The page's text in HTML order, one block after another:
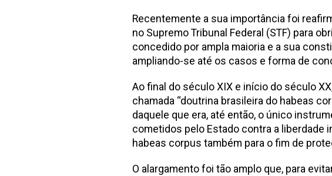
Recentemente a sua importância foi
no Supremo Tribunal Federal (STF) para
concedido por ampla maioria e a sua
ampliando-se até os casos e forma de
Ao final do século XIX e início do século
chamada “doutrina brasileira do habeas
daquele que era, até então, o único
cometidos pelo Estado contra a liberdade
habeas corpus também para o fim de
O alargamento foi tão amplo que, para